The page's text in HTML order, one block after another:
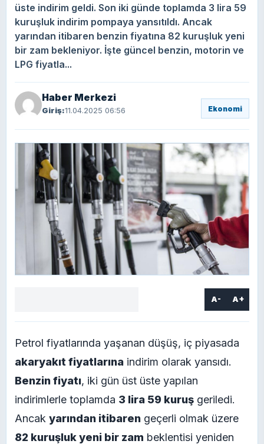
üste indirim geldi. Son iki günde toplamda 3 lira 59
kuruşluk indirim pompaya yansıtıldı. Ancak
yarından itibaren benzin fiyatına 82 kuruşluk yeni
bir zam bekleniyor. İşte güncel benzin, motorin ve
LPG fiyatla...
Haber Merkezi
Giriş:11.04.2025 06:56 Ekonomi
A- A+
Petrol fiyatlarında yaşanan düşüş, iç piyasada
akaryakıt fiyatlarına indirim olarak yansıdı.
Benzin fiyatı, iki gün üst üste yapılan
indirimlerle toplamda 3 lira 59 kuruş geriledi.
Ancak yarından itibaren geçerli olmak üzere
82 kuruşluk yeni bir zam beklentisi yeniden